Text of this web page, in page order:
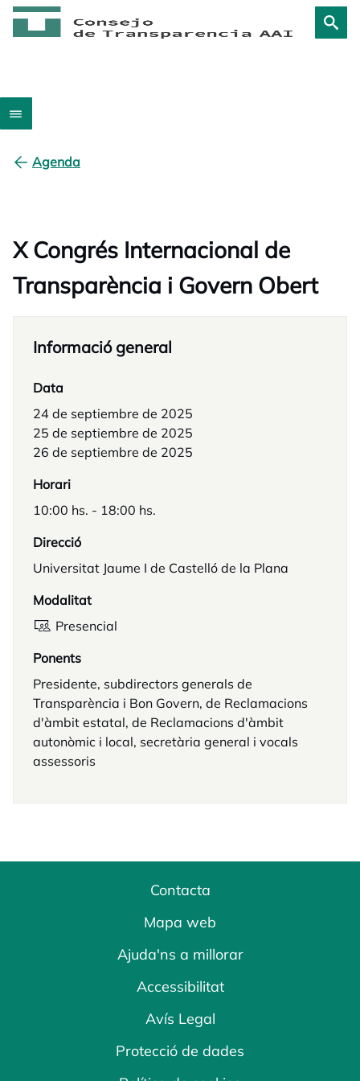
Agenda
X Congrés Internacional de
Transparència i Govern Obert
Informació general
Data
24 de septiembre de 2025
25 de septiembre de 2025
26 de septiembre de 2025
Horari
10:00 hs. - 18:00 hs.
Direcció
Universitat Jaume I de Castelló de la Plana
Modalitat
Presencial
Ponents
Presidente, subdirectors generals de
Transparència i Bon Govern, de Reclamacions
d'àmbit estatal, de Reclamacions d'àmbit
autonòmic i local, secretària general i vocals
assessoris
Contacta
Mapa web
Ajuda'ns a millorar
Accessibilitat
Avís Legal
Protecció de dades